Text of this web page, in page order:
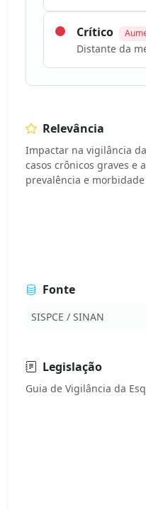
Crítico
Distante da
Relevância
Impactar na vigilância
casos crônicos graves e
prevalência e
Fonte
SISPCE / SINAN
Legislação